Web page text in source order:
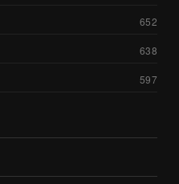
652
638
597